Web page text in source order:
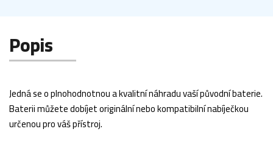
Popis
Jedná se o plnohodnotnou a kvalitní náhradu vaší původní baterie.
Baterii můžete dobíjet originální nebo kompatibilní nabíječkou
určenou pro váš přístroj.